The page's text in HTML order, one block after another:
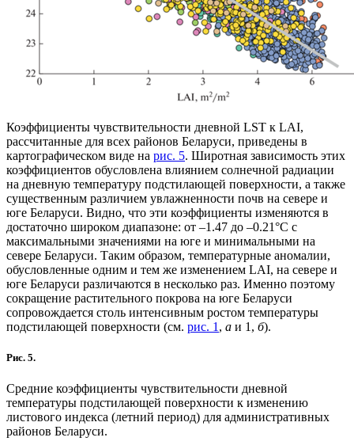
Коэффициенты чувствительности дневной LST к LAI,
рассчитанные для всех районов Беларуси, приведены в
картографическом виде на рис. 5. Широтная зависимость этих
коэффициентов обусловлена влиянием солнечной радиации
на дневную температуру подстилающей поверхности, а также
существенным различием увлажненности почв на севере и
юге Беларуси. Видно, что эти коэффициенты изменяются в
достаточно широком диапазоне: от –1.47 до –0.21°C с
максимальными значениями на юге и минимальными на
севере Беларуси. Таким образом, температурные аномалии,
обусловленные одним и тем же изменением LAI, на севере и
юге Беларуси различаются в несколько раз. Именно поэтому
сокращение растительного покрова на юге Беларуси
сопровождается столь интенсивным ростом температуры
подстилающей поверхности (см. рис. 1 , а и 1, б).
Рис. 5.
Средние коэффициенты чувствительности дневной
температуры подстилающей поверхности к изменению
листового индекса (летний период) для административных
районов Беларуси.